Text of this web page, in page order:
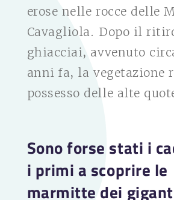
erose nelle rocce delle
Cavagliola. Dopo il
ghiacciai, avvenuto
anni fa, la vegetazione
possesso delle alte
Sono forse stati i
i primi a scoprire le
marmitte dei